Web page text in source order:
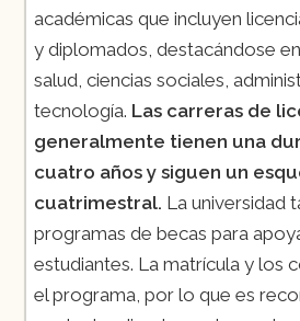
académicas que incluyen
y diplomados, destacándose
salud, ciencias sociales,
tecnología. Las carreras de
generalmente tienen una
cuatro años y siguen un
cuatrimestral. La universidad
programas de becas para
estudiantes. La matrícula y los
el programa, por lo que es